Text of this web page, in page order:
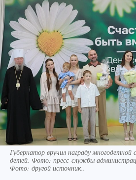
Губернатор вручил награду многодетной
детей. Фото: пресс-службы
Фото: другой источник..